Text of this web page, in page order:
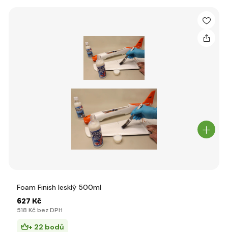
Foam Finish lesklý 500ml
627 Kč
518 Kč bez DPH
+ 22 bodů